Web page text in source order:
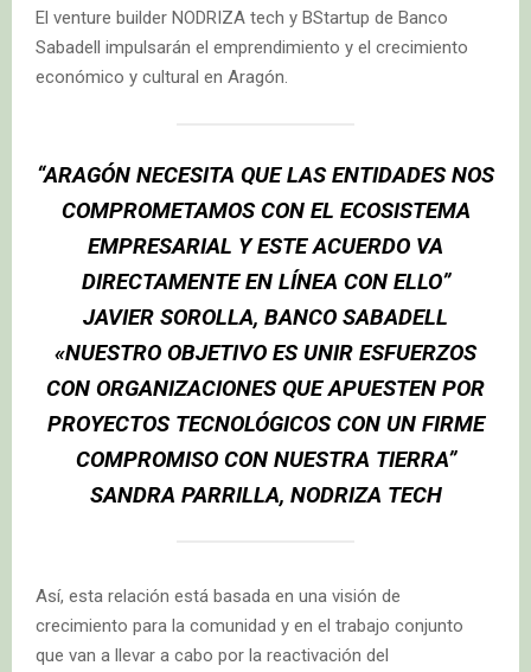
El venture builder NODRIZA tech y BStartup de Banco
Sabadell impulsarán el emprendimiento y el crecimiento
económico y cultural en Aragón.
“ARAGÓN NECESITA QUE LAS ENTIDADES NOS
COMPROMETAMOS CON EL ECOSISTEMA
EMPRESARIAL Y ESTE ACUERDO VA
DIRECTAMENTE EN LÍNEA CON ELLO”
JAVIER SOROLLA, BANCO SABADELL
«NUESTRO OBJETIVO ES UNIR ESFUERZOS
CON ORGANIZACIONES QUE APUESTEN POR
PROYECTOS TECNOLÓGICOS CON UN FIRME
COMPROMISO CON NUESTRA TIERRA”
SANDRA PARRILLA, NODRIZA TECH
Así, esta relación está basada en una visión de
crecimiento para la comunidad y en el trabajo conjunto
que van a llevar a cabo por la reactivación del